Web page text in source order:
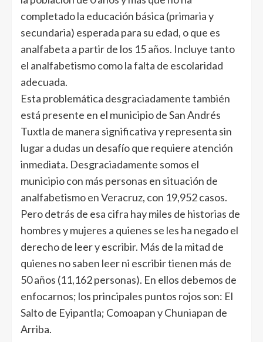
completado la educación básica (primaria y
secundaria) esperada para su edad, o que es
analfabeta a partir de los 15 años. Incluye tanto
el analfabetismo como la falta de escolaridad
adecuada.
Esta problemática desgraciadamente también
está presente en el municipio de San Andrés
Tuxtla de manera significativa y representa sin
lugar a dudas un desafío que requiere atención
inmediata. Desgraciadamente somos el
municipio con más personas en situación de
analfabetismo en Veracruz, con 19,952 casos.
Pero detrás de esa cifra hay miles de historias de
hombres y mujeres a quienes se les ha negado el
derecho de leer y escribir. Más de la mitad de
quienes no saben leer ni escribir tienen más de
50 años (11,162 personas). En ellos debemos de
enfocarnos; los principales puntos rojos son: El
Salto de Eyipantla; Comoapan y Chuniapan de
Arriba.